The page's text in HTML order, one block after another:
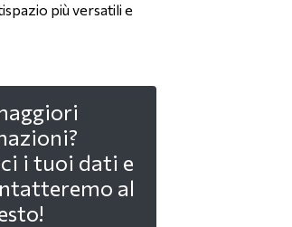
più versatili e
i tuoi dati e
al